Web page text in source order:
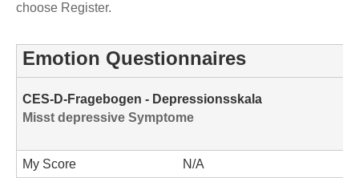
choose Register.
Emotion Questionnaires
CES-D-Fragebogen - Depressionsskala
Misst depressive Symptome
My Score
N/A